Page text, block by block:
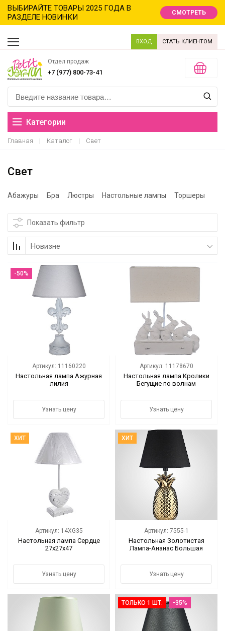
ВЫБИРАЙТЕ ТОВАРЫ 2025 ГОДА В
РАЗДЕЛЕ НОВИНКИ
СМОТРЕТЬ
ВХОД СТАТЬ КЛИЕНТОМ
Отдел продаж
+7 (977) 800-73-41
Категории
Новинки
Новый год новинки
Хиты продаж
Коллекции
Мебель
Ванная комната
Посуда
Кролики, к Пасхе
Упаковка
Новый год
НОВЫЙ ГОД НОВИНКИ
Распродажа
! СКИДКА НА ТОВАР !
Кролики
Главная | Каталог | Свет
Свет
Абажуры Бра Люстры Настольные лампы Торшеры
Показать фильтр
Новизне
-50%
Артикул: 11160220
Настольная лампа Ажурная
лилия
Узнать цену
Артикул: 11178670
Настольная лампа Кролики
Бегущие по волнам
Узнать цену
ХИТ
Артикул: 14XG35
Настольная лампа Сердце
27х27х47
Узнать цену
ХИТ
Артикул: 7555-1
Настольная Золотистая
Лампа-Ананас Большая
Узнать цену
ТОЛЬКО 1 ШТ. -35%